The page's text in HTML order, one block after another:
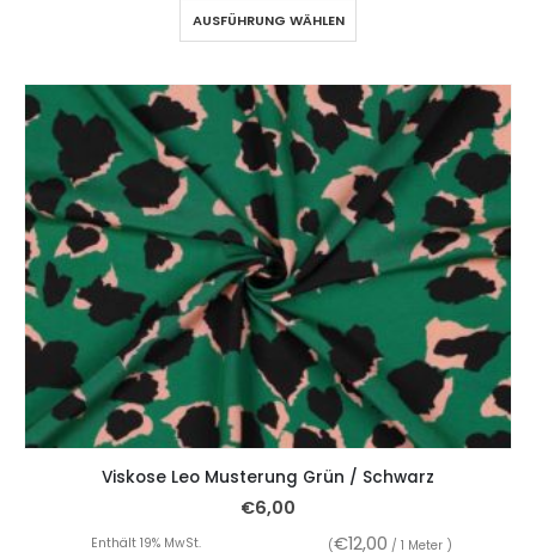
AUSFÜHRUNG WÄHLEN
Viskose Leo Musterung Grün / Schwarz
€6,00
Enthält 19% MwSt. (€12,00 / 1 Meter )